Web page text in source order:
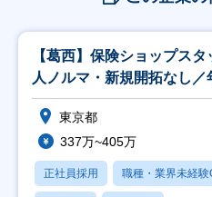
【葛西】保険ショップス
人ノルマ・新規開拓なし
し！】
東京都
337万~405万
正社員採用 職種・業界未経験